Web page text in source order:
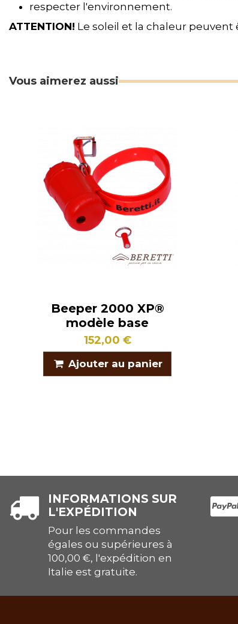
respecter l'environnement.
ATTENTION! Le soleil et la chaleur peuvent
Vous aimerez aussi
Beeper 2000 XP®
modèle base
152,00 €
Ajouter au panier
INFORMATIONS SUR
L'EXPÉDITION
Pour les commandes
égales ou supérieures à
100,00 €, l'expédition en
Italie est gratuite.